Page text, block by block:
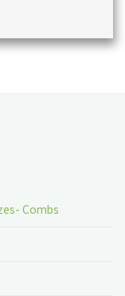
Combs